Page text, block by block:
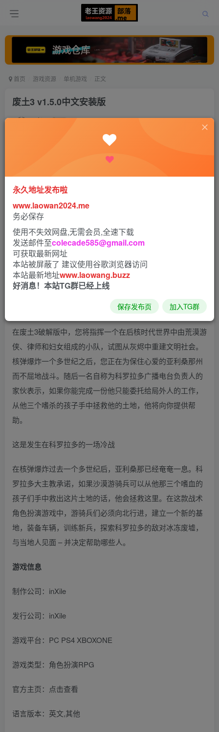
首页 游戏资源 单机游戏 正文
废土3 v1.5.0中文安装版
老王 打赏
在废土3破解版中，您将指挥一个在后核时代世界中由荒漠游
侠、律师和妇女组成的小队，试图从灰烬中重建文明社会。
核弹爆炸一个多世纪之后，您正在为保住心爱的亚利桑那州
而不屈地战斗。随后一名自称为科罗拉多广播电台负责人的
家伙表示，如果你能完成一份他只能委托给局外人的工作，
从他三个嗜杀的孩子手中拯救他的土地，他将向你提供帮
助。
这是发生在科罗拉多的一场冷战
在核弹爆炸过去一个多世纪后，亚利桑那已经奄奄一息。科
罗拉多大主教承诺，如果沙漠游骑兵可以从他那三个嗜血的
孩子们手中救出这片土地的话，他会拯救这里。在这款战术
角色扮演游戏中，游骑兵们必须向北行进，建立一个新的基
地，装备车辆，训练新兵，探索科罗拉多的敌对冰冻废墟，
与当地人见面 – 并决定帮助哪些人。
游戏信息
制作公司：inXile
发行公司：inXile
游戏平台：PC PS4 XBOXONE
游戏类型：角色扮演RPG
官方主页：点击查看
语言版本：英文,其他
永久地址发布啦
www.laowan2024.me
务必保存
使用不失效网盘,无需会员,全速下载
发送邮件至colecade585@gmail.com
可获取最新网址
本站被屏蔽了 建议使用谷歌浏览器访问
本站最新地址www.laowang.buzz
好消息！本站TG群已经上线
保存发布页 加入TG群